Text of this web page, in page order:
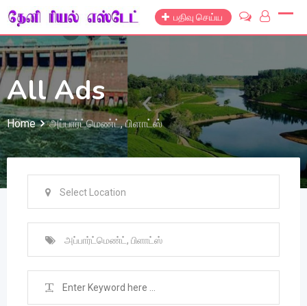
Skip
content
பதிவு செய்ய
All Ads
Home அப்பார்ட்மெண்ட், பிளாட்ஸ்
Select Location
அப்பார்ட்மெண்ட், பிளாட்ஸ்